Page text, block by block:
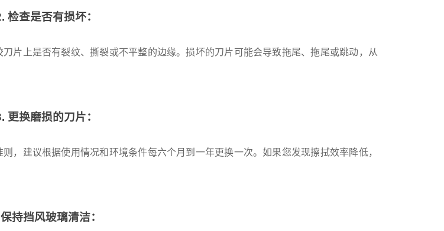
检查是否有损坏：
片上是否有裂纹、撕裂或不平整的边缘。损坏的刀片可能会导致拖尾、拖尾或跳动，从
更换磨损的刀片：
，建议根据使用情况和环境条件每六个月到一年更换一次。如果您发现擦拭效率降低，
持挡风玻璃清洁：